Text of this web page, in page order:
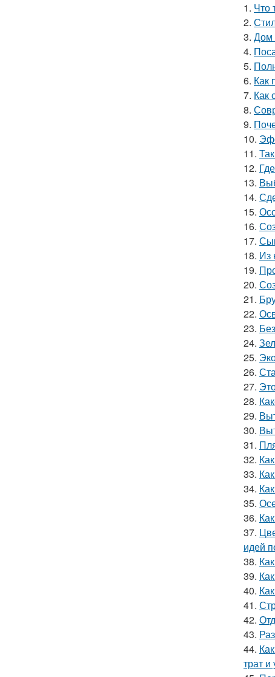
1. Что
2.
3. Дом
4.
5.
6. Как
7. Как
8.
9.
10.
11.
12.
13.
14.
15.
16.
17.
18. Из
19.
20.
21.
22.
23.
24.
25.
26.
27.
28.
29.
30.
31.
32.
33.
34.
35.
36.
37.
идей
38.
39.
40.
41.
42.
43.
44.
трат и